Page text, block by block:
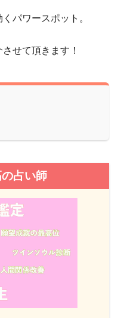
パワースポット。
せて頂きます！
占い師